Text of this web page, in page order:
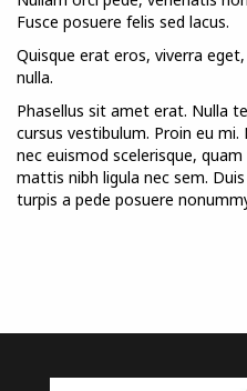
Fusce posuere felis sed lacus.
Quisque erat eros, viverra
nulla.
Phasellus sit amet erat. Nulla
cursus vestibulum. Proin eu
nec euismod scelerisque,
mattis nibh ligula nec sem.
turpis a pede posuere